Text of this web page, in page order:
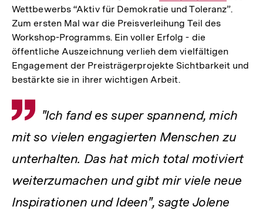
Link:
Wettbewerbs “Aktiv für Demokratie und Toleranz”.
Zum ersten Mal war die Preisverleihung Teil des
Workshop-Programms. Ein voller Erfolg - die
öffentliche Auszeichnung verlieh dem vielfältigen
Engagement der Preisträgerprojekte Sichtbarkeit und
bestärkte sie in ihrer wichtigen Arbeit.
Zitat
"Ich fand es super spannend, mich
mit so vielen engagierten Menschen zu
unterhalten. Das hat mich total motiviert
weiterzumachen und gibt mir viele neue
Inspirationen und Ideen", sagte Jolene